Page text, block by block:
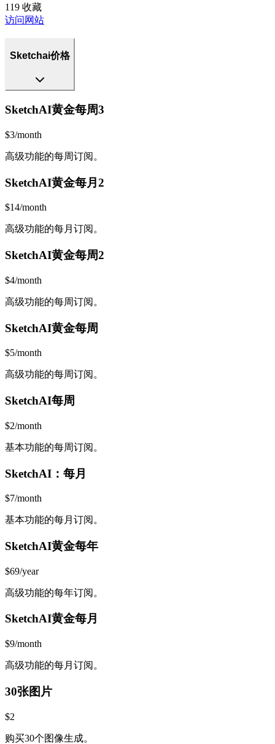
119 收藏
访问网站
Sketchai价格
SketchAI黄金每周3
$3/month
高级功能的每周订阅。
SketchAI黄金每月2
$14/month
高级功能的每月订阅。
SketchAI黄金每周2
$4/month
高级功能的每周订阅。
SketchAI黄金每周
$5/month
高级功能的每周订阅。
SketchAI每周
$2/month
基本功能的每周订阅。
SketchAI：每月
$7/month
基本功能的每月订阅。
SketchAI黄金每年
$69/year
高级功能的每年订阅。
SketchAI黄金每月
$9/month
高级功能的每月订阅。
30张图片
$2
购买30个图像生成。